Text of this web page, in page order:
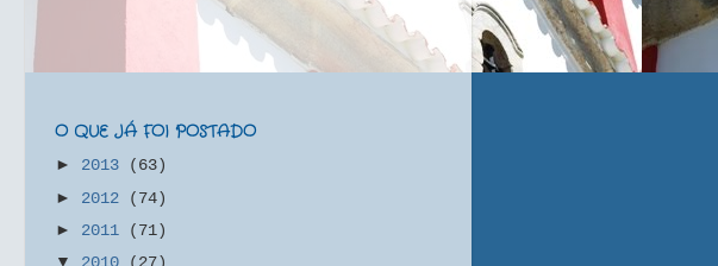
O QUE JÁ FOI POSTADO
► 2013
(63)
► 2012
(74)
► 2011
(71)
▼